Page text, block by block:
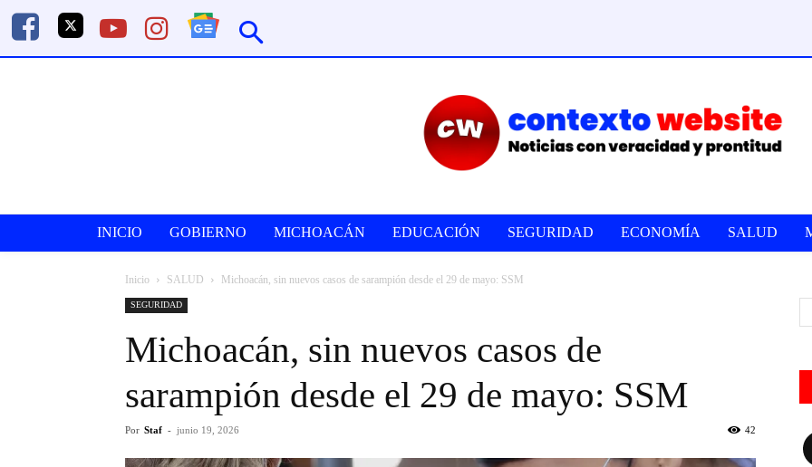
INICIO GOBIERNO MICHOACÁN EDUCACIÓN SEGURIDAD ECONOMÍA SALUD
Inicio SALUD Michoacán, sin nuevos casos de sarampión desde el 29 de mayo: SSM
SEGURIDAD
Michoacán, sin nuevos casos de
sarampión desde el 29 de mayo: SSM
Por Staf - junio 19, 2026 42